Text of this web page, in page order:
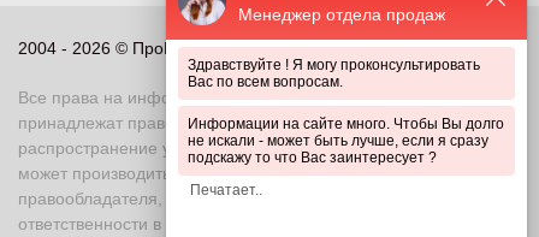
Менеджер отдела продаж
Здравствуйте ! Я могу проконсультировать
Вас по всем вопросам.
Информации на сайте много. Чтобы Вы долго
не искали - может быть лучше, если я сразу
подскажу то что Вас заинтересует ?
2004 - 2026 © ПроПериметр, все права защищены
Все права на информационные и иные материалы сайта
принадлежат правообладателю. Воспроизведение или
распространение указанных материалов в любой форме
может производиться только с письменного разрешения
правообладателя, в противном случае возможно применение
ответственности в соответствии с действующим